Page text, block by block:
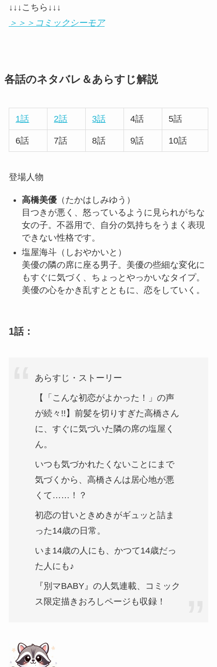
↓↓↓こちら↓↓↓
＞＞＞コミックシーモア
各話のネタバレ＆あらすじ解説
1話 2話 3話 4話 5話
6話 7話 8話 9話 10話
登場人物
高橋美優（たかはしみゆう）
目つきが悪く、怒っているように見られがちな
女の子。不器用で、自分の気持ちをうまく表現
できない性格です。
塩屋海斗（しおやかいと）
美優の隣の席に座る男子。美優の些細な変化に
もすぐに気づく、ちょっとやっかいなタイプ。
美優の心をかき乱すとともに、恋をしていく。
1話：
あらすじ・ストーリー
【「こんな初恋がよかった！」の声
が続々!!】前髪を切りすぎた高橋さん
に、すぐに気づいた隣の席の塩屋く
ん。
いつも気づかれたくないことにまで
気づくから、高橋さんは居心地が悪
くて……！？
初恋の甘いときめきがギュッと詰ま
った14歳の日常。
いま14歳の人にも、かつて14歳だっ
た人にも♪
『別マBABY』の人気連載、コミック
ス限定描きおろしページも収録！